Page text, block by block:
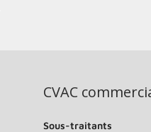
CVAC
Sous-traitants